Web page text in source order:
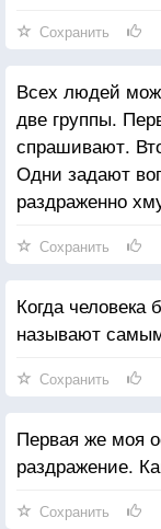
Сохранить
Всех людей
две группы.
спрашивают.
Одни задают
раздраженно
Сохранить
Когда человека
называют
Сохранить
Первая же моя
раздражение.
Сохранить